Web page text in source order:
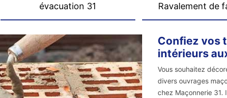
évacuation 31
Ravalement de
Confiez vos
intérieurs
Vous souhaitez
divers ouvrages
chez Maçonnerie 31.